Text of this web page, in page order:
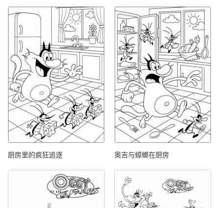
厨房里的疯狂追逐 奥吉与蟑螂在厨房